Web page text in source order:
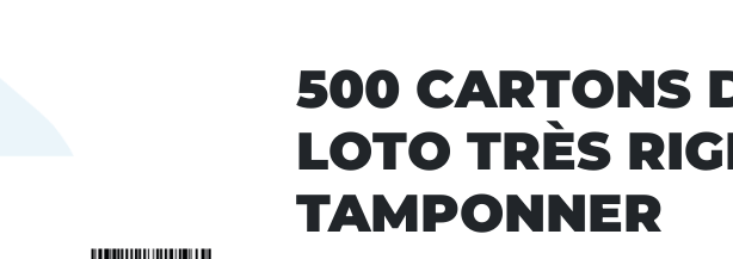
500 CARTONS
LOTO TRÈS
TAMPONNER